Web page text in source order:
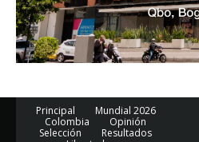
Principal
Mundial 2026
Colombia
Opinión
Selección
Resultados